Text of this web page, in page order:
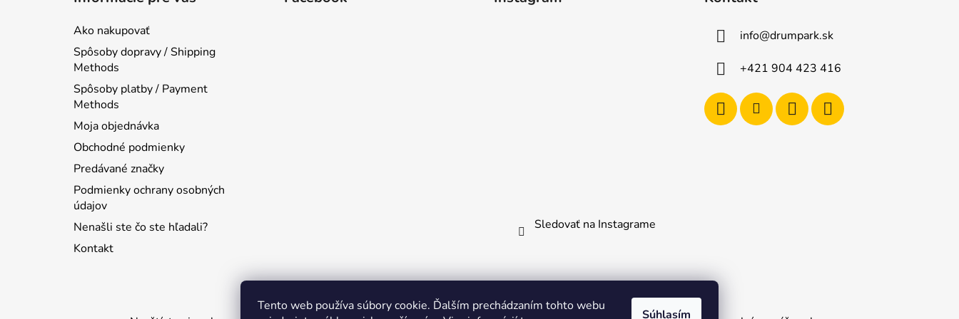
Tento web používa súbory cookie. Ďalším prechádzaním tohto webu
Súhlasím
Ako nakupovať
Spôsoby dopravy / Shipping
Methods
Spôsoby platby / Payment
Methods
Moja objednávka
Obchodné podmienky
Predávané značky
Podmienky ochrany osobných
údajov
Nenašli ste čo ste hľadali?
Kontakt
Sledovať na Instagrame
info@drumpark.sk
+421 904 423 416